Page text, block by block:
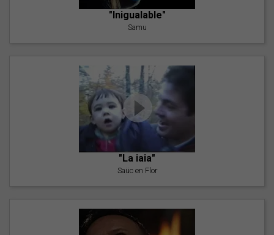
"Inigualable"
Samu
"La iaia"
Saüc en Flor